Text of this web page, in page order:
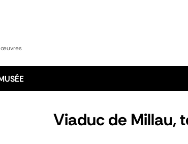
Viaduc de Millau,